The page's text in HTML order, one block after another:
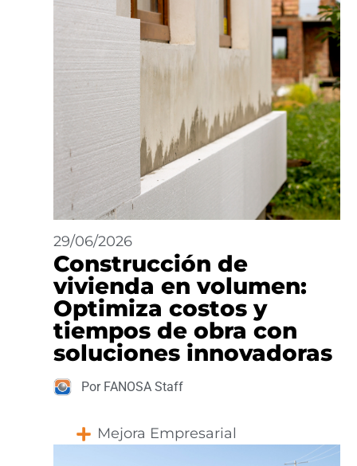
29/06/2026
Construcción de
vivienda en volumen:
Optimiza costos y
tiempos de obra con
soluciones innovadoras
Por FANOSA Staff
Mejora Empresarial